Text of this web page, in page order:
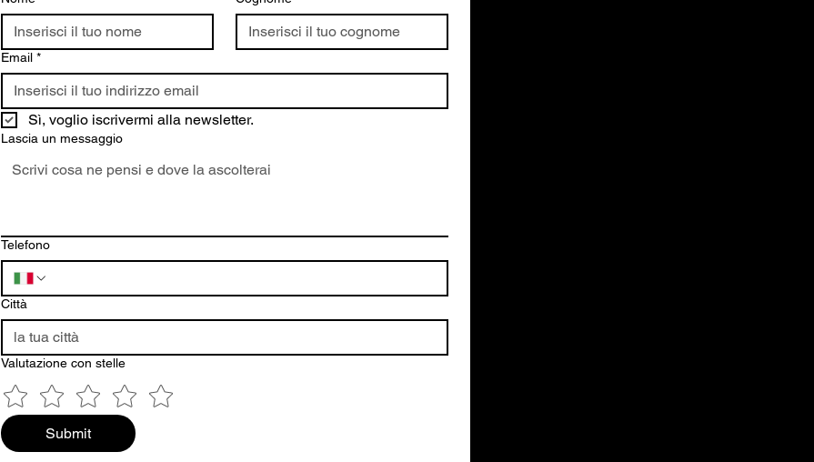
Email *
Sì, voglio iscrivermi alla newsletter.
Lascia un messaggio
Telefono
Città
Valutazione con stelle
Submit